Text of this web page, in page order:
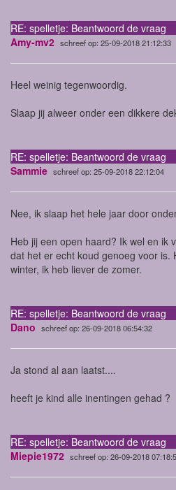
RE: spelletje: Beantwoord de vraag
Amy-mv2 schreef op: 25-09-2018 21:12:33
Heel weinig tegenwoordig.
Slaap jij alweer onder een dikkere
RE: spelletje: Beantwoord de vraag
Sammie schreef op: 25-09-2018 22:12:04
Nee, ik slaap het hele jaar door
Heb jij een open haard? Ik wel en ik
dat het er echt koud genoeg voor is.
winter, ik heb liever de zomer.
RE: spelletje: Beantwoord de vraag
Dano schreef op: 26-09-2018 06:54:32
Ja stond al aan laatst....
heeft je kind alle inentingen gehad ?
RE: spelletje: Beantwoord de vraag
Miepie1972 schreef op: 26-09-2018